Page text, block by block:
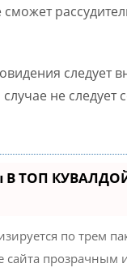
следует
не следует
В ТОП
по трем
сайта прозрачным